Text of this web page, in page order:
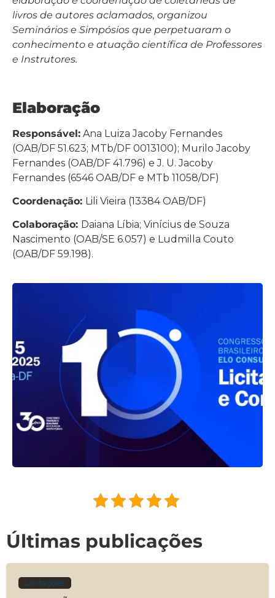
livros de autores aclamados, organizou
Seminários e Simpósios que perpetuaram o
conhecimento e atuação científica de Professores
e Instrutores.
Elaboração
Responsável: Ana Luiza Jacoby Fernandes
(OAB/DF 51.623; MTb/DF 0013100); Murilo Jacoby
Fernandes (OAB/DF 41.796) e J. U. Jacoby
Fernandes (6546 OAB/DF e MTb 11058/DF)
Coordenação: Lili Vieira (13384 OAB/DF)
Colaboração: Daiana Líbia; Vinícius de Souza
Nascimento (OAB/SE 6.057) e Ludmilla Couto
(OAB/DF 59.198).
Últimas publicações
Licitações